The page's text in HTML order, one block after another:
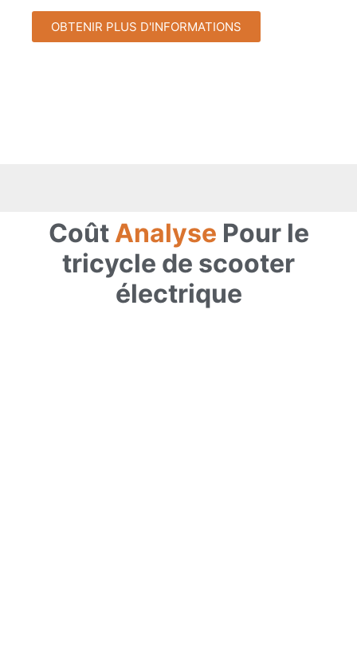
OBTENIR PLUS D'INFORMATIONS
Coût Analyse Pour le
tricycle de scooter
électrique